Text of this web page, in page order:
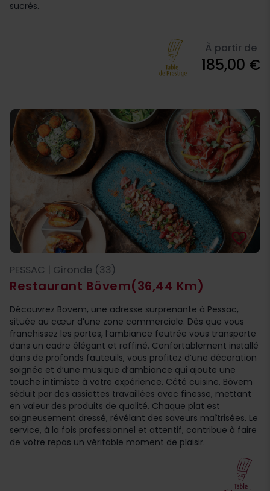
sucrés.
À partir de
185,00 €
Restaurant Bövem(36,44 Km)
favorite_border
PESSAC | Gironde (33)
Découvrez Bövem, une adresse surprenante à Pessac,
située au cœur d’une zone commerciale. Dès que vous
franchissez les portes, l’ambiance feutrée vous transporte
dans un cadre élégant et raffiné. Confortablement installé
dans de profonds fauteuils, vous profitez d’une décoration
soignée et d’une musique d’ambiance qui ajoute une
touche intimiste à votre expérience. Côté cuisine, Bövem
séduit par des assiettes travaillées avec finesse, mettant
en valeur des produits de qualité. Chaque plat est
soigneusement dressé, révélant des saveurs maîtrisées. Le
service, à la fois professionnel et attentif, contribue à faire
de votre repas un véritable moment de plaisir.